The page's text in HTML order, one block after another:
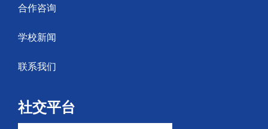
合作咨询
学校新闻
联系我们
社交平台